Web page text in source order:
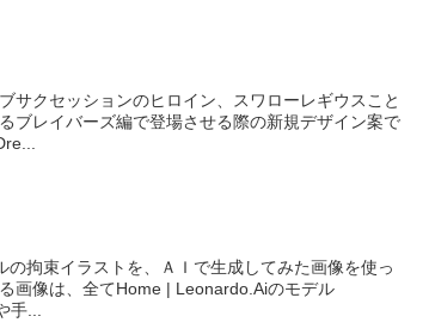
クセッションのヒロイン、スワローレギウスこと
ブレイバーズ編で登場させる際の新規デザイン案で
拘束イラストを、ＡＩで生成してみた画像を使っ
画像は、全てHome | Leonardo.Aiのモデル
手...